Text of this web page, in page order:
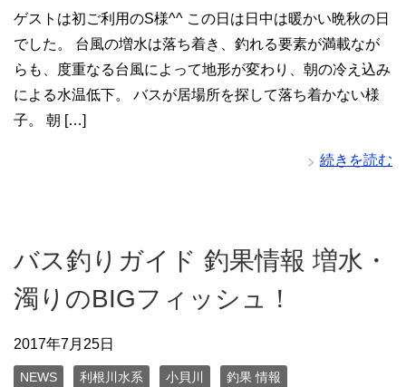
ゲストは初ご利用のS様^^ この日は日中は暖かい晩秋の日
でした。 台風の増水は落ち着き、釣れる要素が満載なが
らも、度重なる台風によって地形が変わり、朝の冷え込み
による水温低下。 バスが居場所を探して落ち着かない様
子。 朝 […]
続きを読む
バス釣りガイド 釣果情報 増水・
濁りのBIGフィッシュ！
2017年7月25日
NEWS 利根川水系 小貝川 釣果 情報